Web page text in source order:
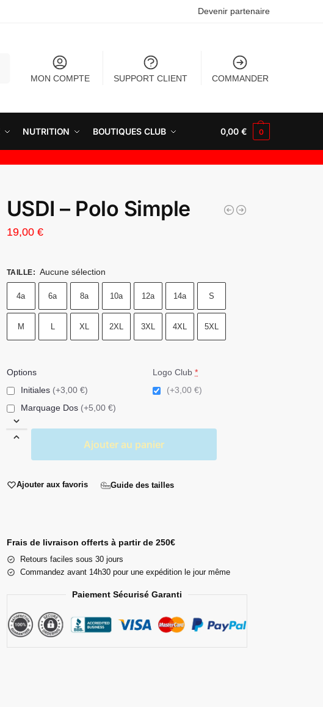
Devenir partenaire
MON COMPTE
SUPPORT CLIENT COMMANDER
NUTRITION BOUTIQUES CLUB 0,00€ 0
USDI – Polo Simple
19,00 €
TAILLE: Aucune sélection
4a 6a 8a 10a 12a 14a S
M L XL 2XL 3XL 4XL 5XL
Options
Initiales (+3,00 €)
Marquage Dos (+5,00 €)
Logo Club *
(+3,00 €)
Ajouter au panier
Ajouter aux favoris Guide des tailles
Frais de livraison offerts à partir de 250€
Retours faciles sous 30 jours
Commandez avant 14h30 pour une expédition le jour même
Paiement Sécurisé Garanti